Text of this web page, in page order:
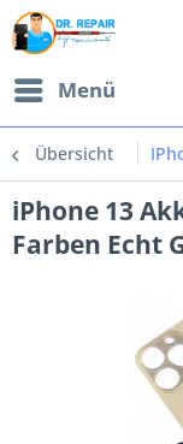
Menü
Übersicht
iPhone 13
Farben Echt